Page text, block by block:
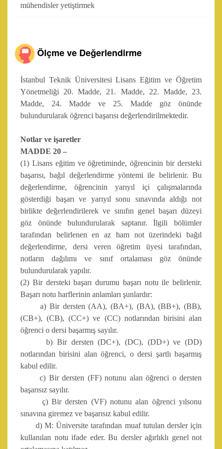
mühendisler yetiştirmek
Ölçme ve Değerlendirme
İstanbul Teknik Üniversitesi Lisans Eğitim ve Öğretim
Yönetmeliği 20. Madde, 21. Madde, 22. Madde, 23.
Madde, 24. Madde ve 25. Madde göz önünde
bulundurularak öğrenci başarısı değerlendirilmektedir.
Notlar ve işaretler
MADDE 20 –
(1) Lisans eğitim ve öğretiminde, öğrencinin bir dersteki
başarısı, bağıl değerlendirme yöntemi ile belirlenir. Bu
değerlendirme, öğrencinin yarıyıl içi çalışmalarında
gösterdiği başarı ve yarıyıl sonu sınavında aldığı not
birlikte değerlendirilerek ve sınıfın genel başarı düzeyi
göz önünde bulundurularak saptanır. İlgili bölümler
tarafından belirlenen en az ham not üzerindeki bağıl
değerlendirme, dersi veren öğretim üyesi tarafından,
notların dağılımı ve sınıf ortalaması göz önünde
bulundurularak yapılır.
(2) Bir dersteki başarı durumu başarı notu ile belirlenir.
Başarı notu harflerinin anlamları şunlardır:
a) Bir dersten (AA), (BA+), (BA), (BB+), (BB),
(CB+), (CB), (CC+) ve (CC) notlarından birisini alan
öğrenci o dersi başarmış sayılır.
b) Bir dersten (DC+), (DC), (DD+) ve (DD)
notlarından birisini alan öğrenci, o dersi şartlı başarmış
kabul edilir.
c) Bir dersten (FF) notunu alan öğrenci o dersten
başarısız sayılır.
ç) Bir dersten (VF) notunu alan öğrenci yılsonu
sınavına giremez ve başarısız kabul edilir.
d) M: Üniversite tarafından muaf tutulan dersler için
kullanılan notu ifade eder. Bu dersler ağırlıklı genel not